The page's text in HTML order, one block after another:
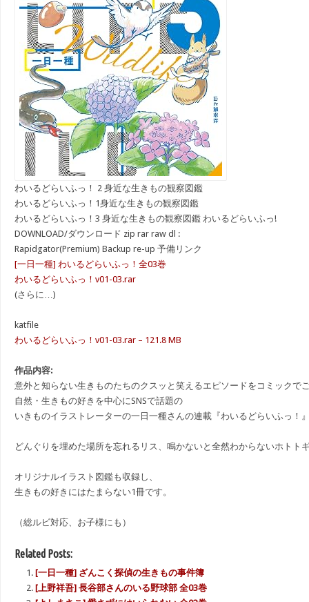
わいるどらいふっ！ 2 身近な生きもの観察図鑑
わいるどらいふっ！1身近な生きもの観察図鑑
わいるどらいふっ！3 身近な生きもの観察図鑑 わいるどらいふっ!
DOWNLOAD/ダウンロード zip rar raw dl :
Rapidgator(Premium) Backup re-up 予備リンク
[一日一種] わいるどらいふっ！全03巻
わいるどらいふっ！v01-03.rar
(さらに…)
katfile
わいるどらいふっ！v01-03.rar – 121.8 MB
作品内容:
意外と知らない生きものたちのクスッと笑えるエピソードをコミックで
自然・生きもの好きを中心にSNSで話題の
いきものイラストレーターの一日一種さんの連載『わいるどらいふっ！
どんぐりを埋めた場所を忘れるリス、鳴かないと全然わからないホト
オリジナルイラスト図鑑も収録し、
生きもの好きにはたまらない1冊です。
（総ルビ対応、お子様にも）
Related Posts:
[一日一種] ざんこく探偵の生きもの事件簿
[上野祥吾] 長谷部さんのいる野球部 全03巻